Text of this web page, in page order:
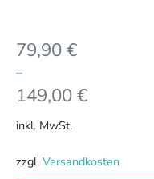
79,90€
–
149,00€
inkl. MwSt.
zzgl. Versandkosten
gewählt